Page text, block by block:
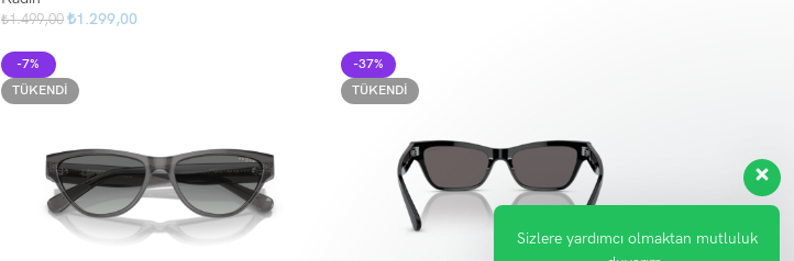
₺1.499,00 ₺1.299,00
-7%
TÜKENDI
-37%
TÜKENDI
Sizlere yardımcı olmaktan mutluluk